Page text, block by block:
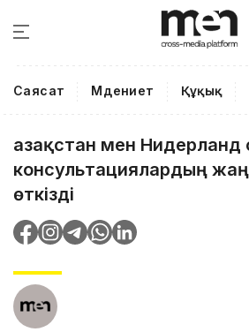
Саясат Мәдениет Құқық
Қазақстан мен
консультациялардың
өткізді